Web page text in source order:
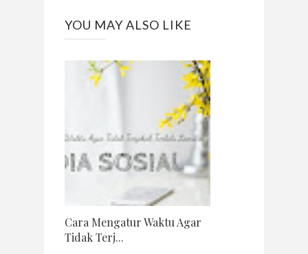
YOU MAY ALSO LIKE
Cara Mengatur Waktu Agar
Tidak Terj...